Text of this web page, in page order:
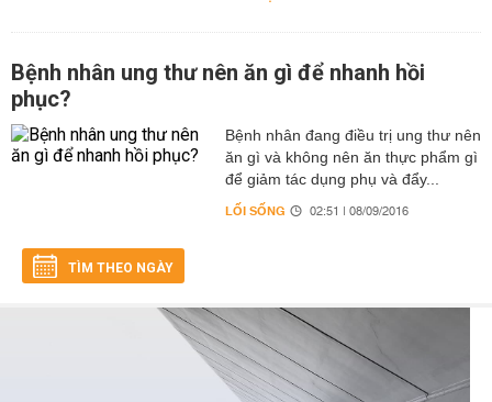
Bệnh nhân ung thư nên ăn gì để nhanh hồi
phục?
Bệnh nhân đang điều trị ung thư nên
ăn gì và không nên ăn thực phẩm gì
để giảm tác dụng phụ và đẩy...
LỐI SỐNG 02:51 | 08/09/2016
TÌM THEO NGÀY